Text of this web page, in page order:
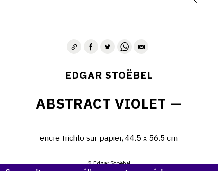
EDGAR STOËBEL
ABSTRACT VIOLET —
encre trichlo sur papier, 44.5 x 56.5 cm
© Edgar Stoëbel